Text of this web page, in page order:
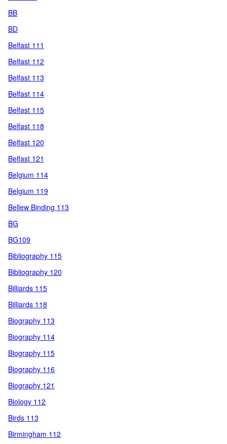
BB
BD
Belfast 111
Belfast 112
Belfast 113
Belfast 114
Belfast 115
Belfast 118
Belfast 120
Belfast 121
Belgium 114
Belgium 119
Bellew Binding 113
BG
BG109
Bibliography 115
Bibliography 120
Billiards 115
Billiards 118
Biography 113
Biography 114
Biography 115
Biography 116
Biography 121
Biology 112
Birds 113
Birmingham 112